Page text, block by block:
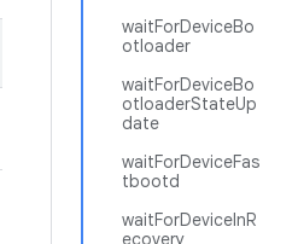
waitForDeviceBo
otloader
waitForDeviceBo
otloaderStateUp
date
waitForDeviceFas
tbootd
waitForDeviceInR
ecovery